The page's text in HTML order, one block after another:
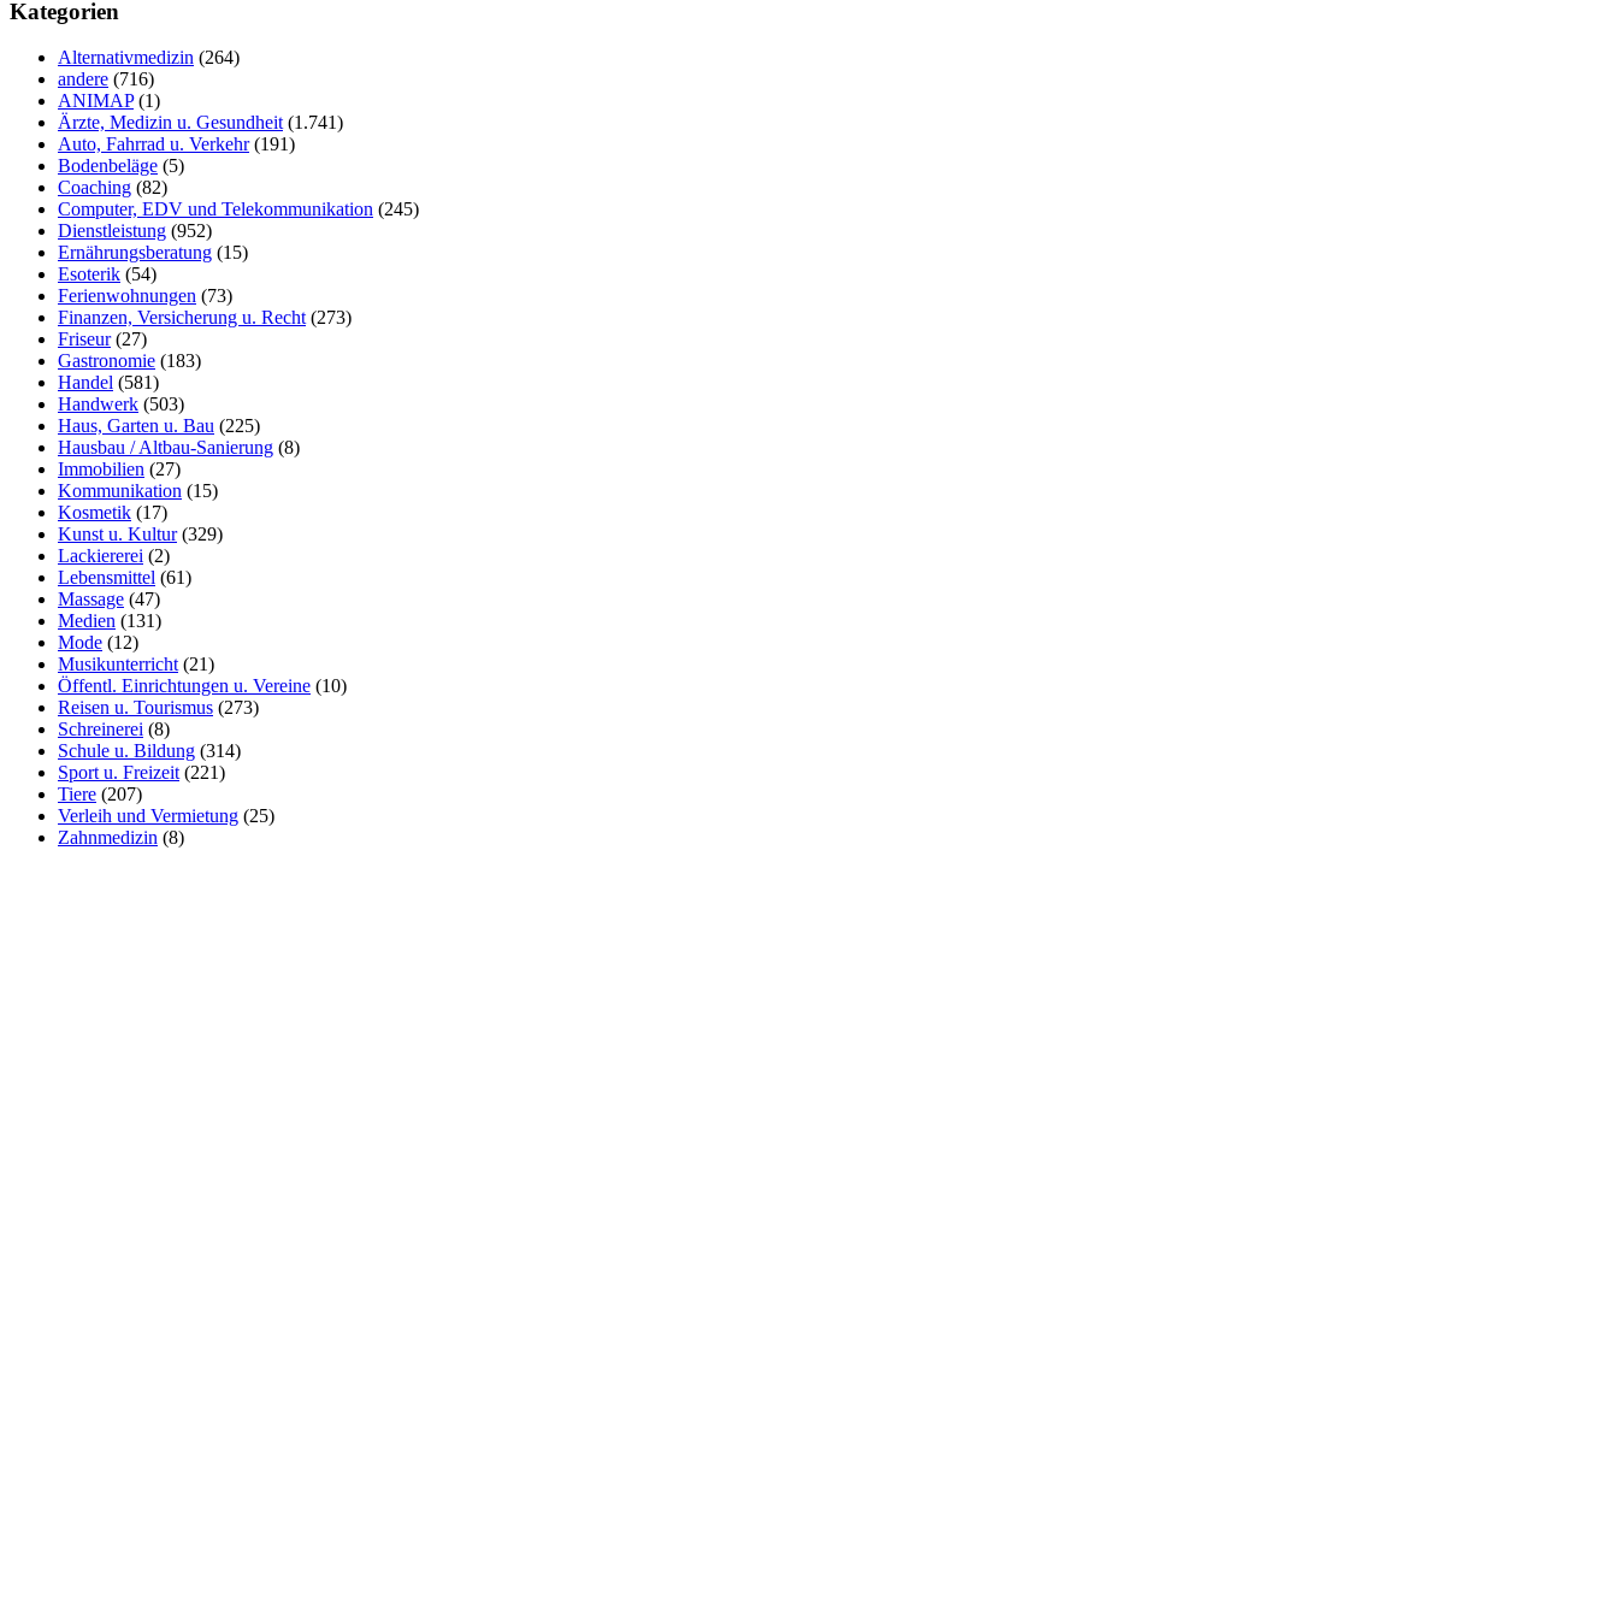
Kategorien
Alternativmedizin (264)
andere (716)
ANIMAP(1)
Ärzte, Medizin u. Gesundheit (1.741)
Auto, Fahrrad u. Verkehr(191)
Bodenbeläge (5)
Coaching (82)
Computer, EDV und Telekommunikation (245)
Dienstleistung (952)
Ernährungsberatung (15)
Esoterik (54)
Ferienwohnungen (73)
Finanzen, Versicherung u. Recht (273)
Friseur(27)
Gastronomie (183)
Handel (581)
Handwerk (503)
Haus, Garten u. Bau (225)
Hausbau / Altbau-Sanierung (8)
Immobilien (27)
Kommunikation (15)
Kosmetik (17)
Kunst u. Kultur(329)
Lackiererei (2)
Lebensmittel (61)
Massage (47)
Medien (131)
Mode (12)
Musikunterricht (21)
Öffentl. Einrichtungen u. Vereine (10)
Reisen u. Tourismus (273)
Schreinerei (8)
Schule u. Bildung (314)
Sport u. Freizeit (221)
Tiere (207)
Verleih und Vermietung (25)
Zahnmedizin (8)